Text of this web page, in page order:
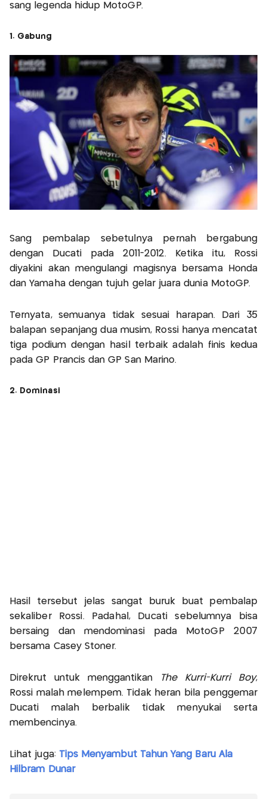
sang legenda hidup MotoGP.
1. Gabung
Sang pembalap sebetulnya pernah bergabung
dengan Ducati pada 2011-2012. Ketika itu, Rossi
diyakini akan mengulangi magisnya bersama Honda
dan Yamaha dengan tujuh gelar juara dunia MotoGP.
Ternyata, semuanya tidak sesuai harapan. Dari 35
balapan sepanjang dua musim, Rossi hanya mencatat
tiga podium dengan hasil terbaik adalah finis kedua
pada GP Prancis dan GP San Marino.
2. Dominasi
Hasil tersebut jelas sangat buruk buat pembalap
sekaliber Rossi. Padahal, Ducati sebelumnya bisa
bersaing dan mendominasi pada MotoGP 2007
bersama Casey Stoner.
Direkrut untuk menggantikan The Kurri-Kurri Boy,
Rossi malah melempem. Tidak heran bila penggemar
Ducati malah berbalik tidak menyukai serta
membencinya.
Lihat juga: Tips Menyambut Tahun Yang Baru Ala
Hilbram Dunar